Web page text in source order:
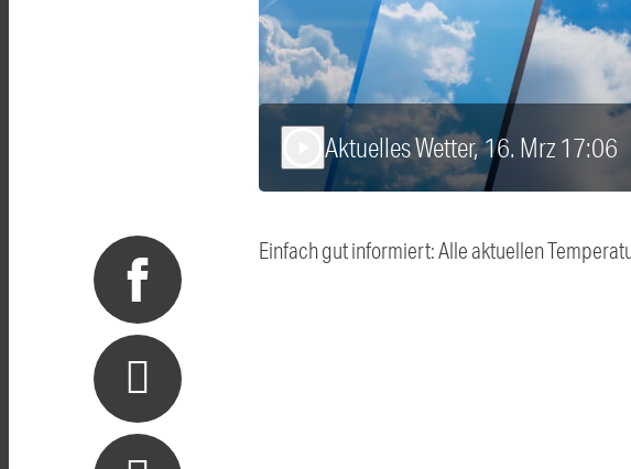
Aktuelles Wetter, 16. Mrz 17:06
Einfach gut informiert: Alle aktuellen